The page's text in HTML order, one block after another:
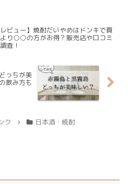
レビュー】焼酎だいやめはドンキで買
り○○の方がお得？販売店や口コミ
査！
っちが美
飲み方も
ク 日本酒・焼酎